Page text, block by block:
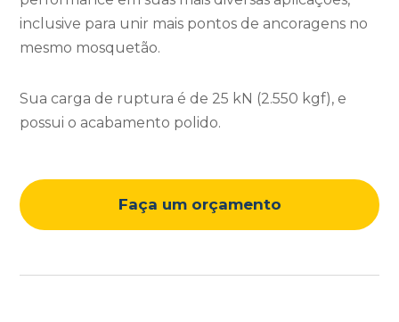
inclusive para unir mais pontos de ancoragens no
mesmo mosquetão.
Sua carga de ruptura é de 25 kN (2.550 kgf), e
possui o acabamento polido.
Faça um orçamento